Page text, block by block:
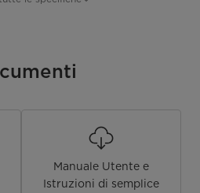
Manuale Utente e
Istruzioni di semplice